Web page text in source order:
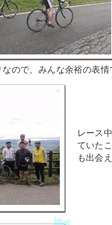
ので、みんな余裕の表
レース
ていた
も出会